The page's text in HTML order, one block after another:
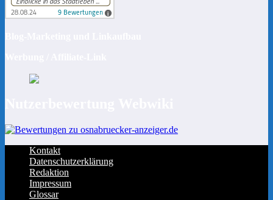
Kontakt
Datenschutzerklärung
Redaktion
Impressum
Glossar